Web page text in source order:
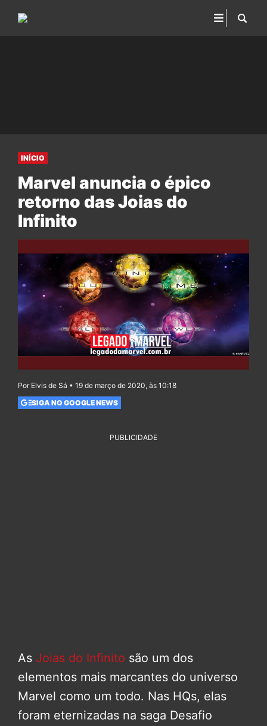
INÍCIO
Marvel anuncia o épico
retorno das Joias do
Infinito
Por Elvis de Sá • 19 de março de 2020, às 10:18
SIGA NO GOOGLE NEWS
PUBLICIDADE
As Joias do Infinito são um dos
elementos mais marcantes do universo
Marvel como um todo. Nas HQs, elas
foram eternizadas na saga Desafio